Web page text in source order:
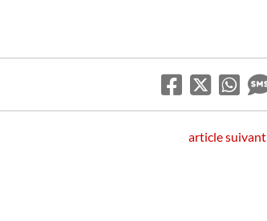
article suivant